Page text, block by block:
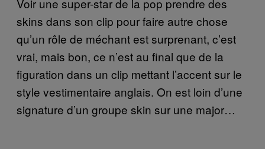
skins dans son clip pour faire autre chose
qu’un rôle de méchant est surprenant, c’est
vrai, mais bon, ce n’est au final que de la
figuration dans un clip mettant l’accent sur le
style vestimentaire anglais. On est loin d’une
signature d’un groupe skin sur une major…